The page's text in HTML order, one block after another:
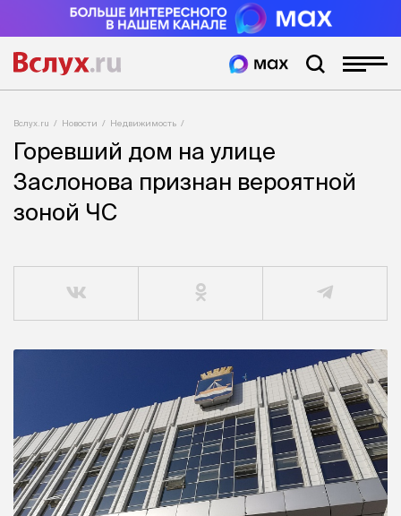
Вслух.ru Новости Недвижимость
Горевший дом на улице
Заслонова признан вероятной
зоной ЧС